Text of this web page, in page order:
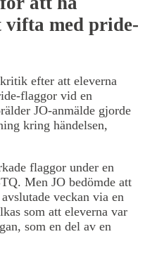
vifta med pride-
efter att eleverna
flaggor vid en
JO-anmälde gjorde
kring händelsen,
flaggor under en
Men JO bedömde att
veckan via en
som att eleverna var
som en del av en